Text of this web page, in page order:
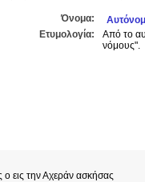
Όνομα:
Ετυμολογία:
Από το
νόμους".
εις την Αχεράν ασκήσας